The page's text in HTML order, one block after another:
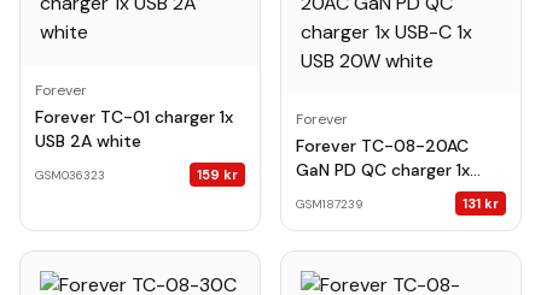
Forever
Forever TC-01 charger 1x
USB 2A white
GSM036323 159 kr
Forever
Forever TC-08-20AC
GaN PD QC charger 1x
USB-C 1x USB 20W white
GSM187239 131 kr